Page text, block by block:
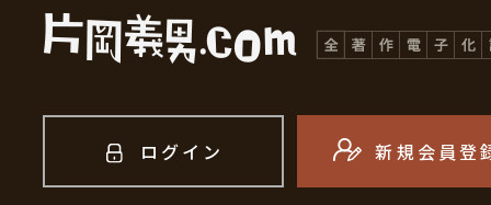
ログイン 新規会員登